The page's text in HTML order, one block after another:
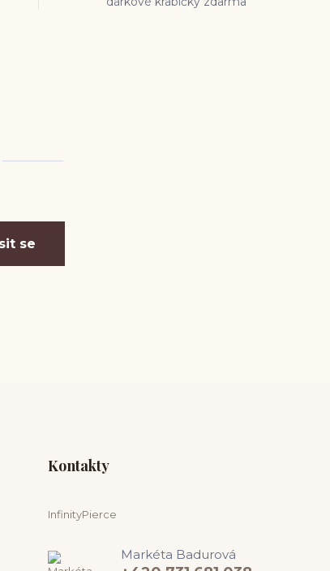
se
Kontakty
InfinityPierce
Markéta Badurová